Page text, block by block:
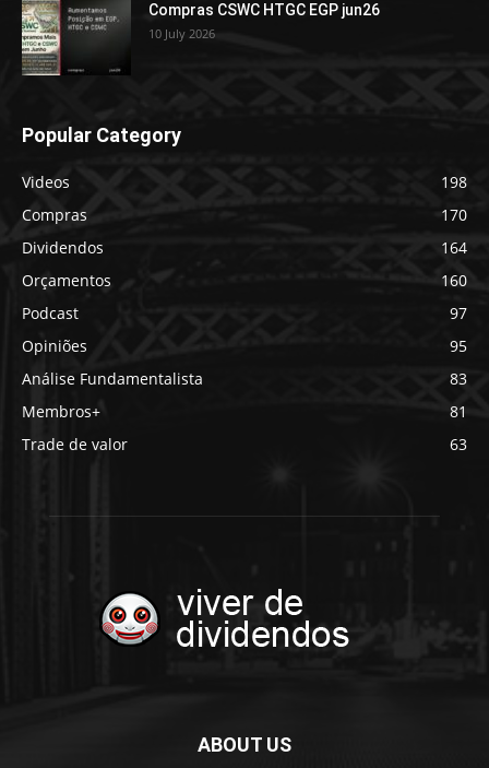
Compras CSWC HTGC EGP jun26
10 July 2026
Popular Category
Videos
198
Compras
170
Dividendos
164
Orçamentos
160
Podcast
97
Opiniões
95
Análise Fundamentalista
83
Membros+
81
Trade de valor
63
ABOUT US